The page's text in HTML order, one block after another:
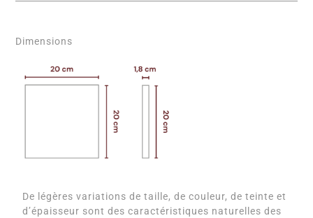
Dimensions
De légères variations de taille, de couleur, de teinte et
d’épaisseur sont des caractéristiques naturelles des